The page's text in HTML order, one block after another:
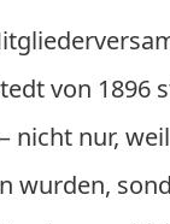
von 1896
nicht nur,
wurden,